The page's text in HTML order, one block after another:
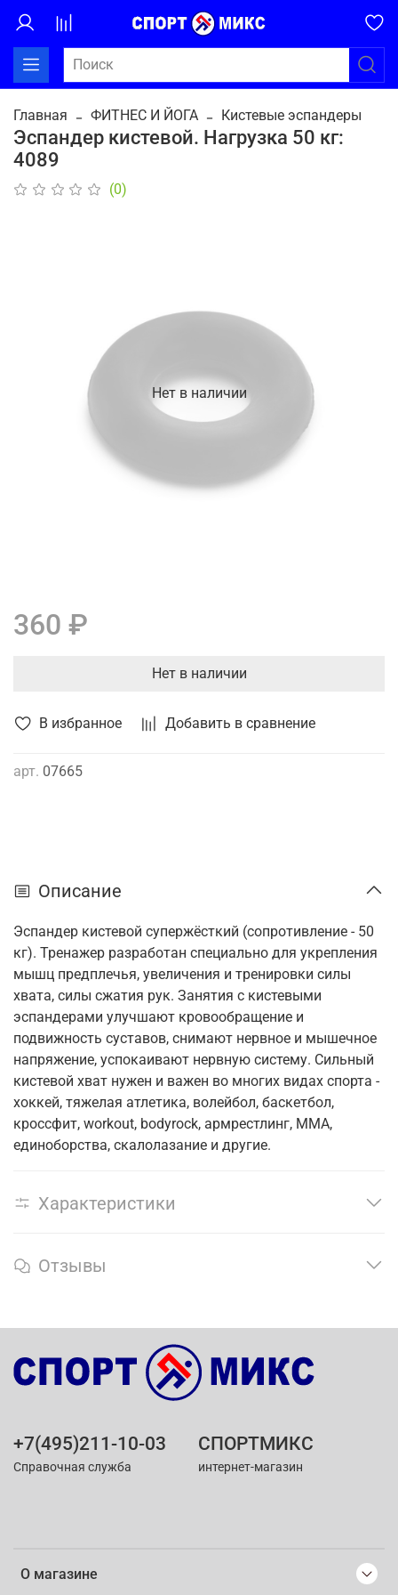
Главная ФИТНЕС И ЙОГА Кистевые эспандеры
Эспандер кистевой. Нагрузка 50 кг:
4089
(0)
В избранное Добавить в сравнение
арт. 07665
Нет в наличии
360 ₽
Нет в наличии
Описание
Эспандер кистевой супержёсткий (сопротивление - 50
кг). Тренажер разработан специально для укрепления
мышц предплечья, увеличения и тренировки силы
хвата, силы сжатия рук. Занятия с кистевыми
эспандерами улучшают кровообращение и
подвижность суставов, снимают нервное и мышечное
напряжение, успокаивают нервную систему. Сильный
кистевой хват нужен и важен во многих видах спорта -
хоккей, тяжелая атлетика, волейбол, баскетбол,
кроссфит, workout, bodyrock, армрестлинг, MMA,
единоборства, скалолазание и другие.
Характеристики
Отзывы
О магазине
+7(495)211-10-03
Справочная служба
СПОРТМИКС
интернет-магазин